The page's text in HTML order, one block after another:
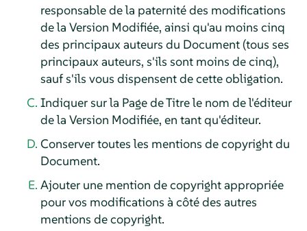
responsable de la paternité des modifications
de la Version Modifiée, ainsi qu'au moins cinq
des principaux auteurs du Document (tous ses
principaux auteurs, s'ils sont moins de cinq),
sauf s'ils vous dispensent de cette obligation.
Indiquer sur la Page de Titre le nom de l'éditeur
de la Version Modifiée, en tant qu'éditeur.
Conserver toutes les mentions de copyright du
Document.
Ajouter une mention de copyright appropriée
pour vos modifications à côté des autres
mentions de copyright.